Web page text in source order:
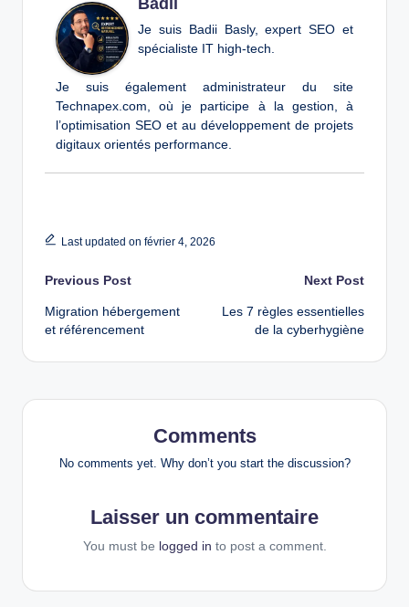
Je suis Badii Basly, expert SEO et
spécialiste IT high-tech.
Je suis également administrateur du site
Technapex.com, où je participe à la gestion, à
l’optimisation SEO et au développement de projets
digitaux orientés performance.
Last updated on février 4, 2026
Post
navigation
Previous Post
Migration hébergement
et référencement
Next Post
Les 7 règles essentielles
de la cyberhygiène
Comments
No comments yet. Why don’t you start the discussion?
Laisser un commentaire
You must be logged in to post a comment.